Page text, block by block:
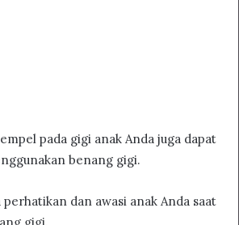
pada gigi anak Anda juga dapat
benang gigi.
dan awasi anak Anda saat